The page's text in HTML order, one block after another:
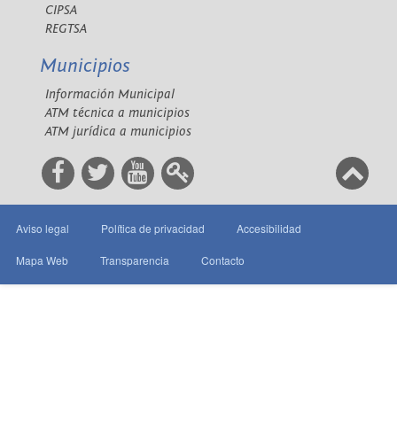
CIPSA
REGTSA
Municipios
Información Municipal
ATM técnica a municipios
ATM jurídica a municipios
Aviso legal Política de privacidad Accesibilidad
Mapa Web Transparencia Contacto